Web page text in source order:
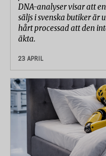
DNA-analyser visar att
säljs i svenska butiker är
hårt processad att den
äkta.
23 APRIL